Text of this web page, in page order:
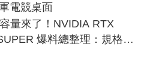
電競桌面
量來了！NVIDIA RTX
爆料總整理：規格、